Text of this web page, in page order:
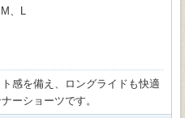
、L
感を備え、ロングライドも快適
ーショーツです。